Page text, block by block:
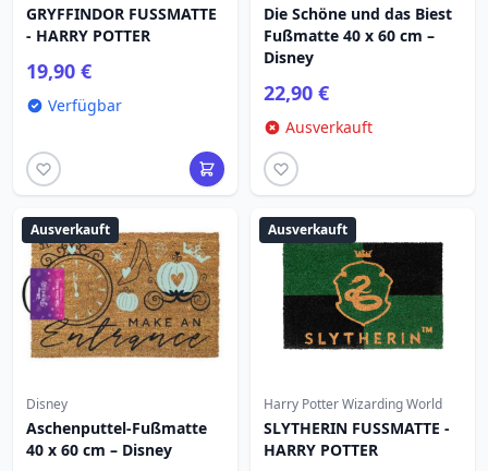
GRYFFINDOR FUSSMATTE
- HARRY POTTER
19,90 €
Verfügbar
Die Schöne und das Biest
Fußmatte 40 x 60 cm –
Disney
22,90 €
Ausverkauft
Ausverkauft
Disney
Aschenputtel-Fußmatte
40 x 60 cm – Disney
Ausverkauft
Harry Potter Wizarding World
SLYTHERIN FUSSMATTE -
HARRY POTTER